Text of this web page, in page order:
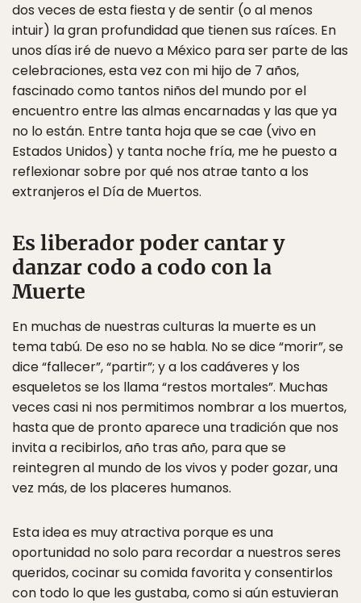
dos veces de esta fiesta y de sentir (o al menos
intuir) la gran profundidad que tienen sus raíces. En
unos días iré de nuevo a México para ser parte de las
celebraciones, esta vez con mi hijo de 7 años,
fascinado como tantos niños del mundo por el
encuentro entre las almas encarnadas y las que ya
no lo están. Entre tanta hoja que se cae (vivo en
Estados Unidos) y tanta noche fría, me he puesto a
reflexionar sobre por qué nos atrae tanto a los
extranjeros el Día de Muertos.
Es liberador poder cantar y
danzar codo a codo con la
Muerte
En muchas de nuestras culturas la muerte es un
tema tabú. De eso no se habla. No se dice “morir”, se
dice “fallecer”, “partir”; y a los cadáveres y los
esqueletos se los llama “restos mortales”. Muchas
veces casi ni nos permitimos nombrar a los muertos,
hasta que de pronto aparece una tradición que nos
invita a recibirlos, año tras año, para que se
reintegren al mundo de los vivos y poder gozar, una
vez más, de los placeres humanos.
Esta idea es muy atractiva porque es una
oportunidad no solo para recordar a nuestros seres
queridos, cocinar su comida favorita y consentirlos
con todo lo que les gustaba, como si aún estuvieran